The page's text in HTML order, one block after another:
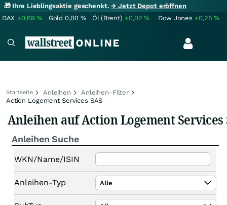
🎁 Ihre Lieblingsaktie geschenkt.→ Jetzt Depot eröffnen
DAX +0,69% Gold 0,00 % Öl (Brent) +0,02% Dow Jones +0,25%
Startseite Anleihen
Anleihen-Filter
Action Logement Services SAS
Anleihen auf Action Logement Services
Anleihen Suche
WKN/Name/ISIN
Anleihen-Typ Alle